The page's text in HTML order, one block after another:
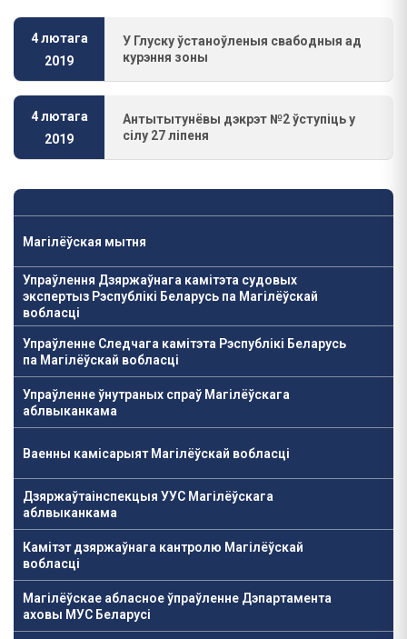
Магілёўская мытня
Упраўлення Дзяржаўнага камітэта судовых
экспертыз Рэспублікі Беларусь па Магілёўскай
вобласці
Упраўленне Следчага камітэта Рэспублікі Беларусь
па Магілёўскай вобласці
Упраўленне ўнутраных спраў Магілёўскага
аблвыканкама
Ваенны камісарыят Магілёўскай вобласці
Дзяржаўтаінспекцыя УУС Магілёўскага
аблвыканкама
Камітэт дзяржаўнага кантролю Магілёўскай
вобласці
Магілёўскае абласное ўпраўленне Дэпартамента
аховы МУС Беларусі
4 лютага
2019
У Глуску ўстаноўленыя свабодныя ад
курэння зоны
4 лютага
2019
Антытытунёвы дэкрэт №2 ўступіць у
сілу 27 ліпеня